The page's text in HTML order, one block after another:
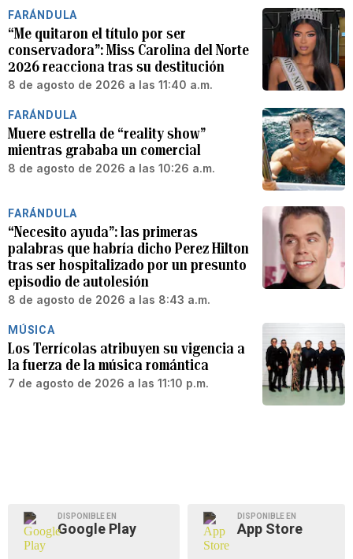
FARÁNDULA
“Me quitaron el título por ser
conservadora”: Miss Carolina del Norte
2026 reacciona tras su destitución
8 de agosto de 2026 a las 11:40 a.m.
FARÁNDULA
Muere estrella de “reality show”
mientras grababa un comercial
8 de agosto de 2026 a las 10:26 a.m.
FARÁNDULA
“Necesito ayuda”: las primeras
palabras que habría dicho Perez Hilton
tras ser hospitalizado por un presunto
episodio de autolesión
8 de agosto de 2026 a las 8:43 a.m.
MÚSICA
Los Terrícolas atribuyen su vigencia a
la fuerza de la música romántica
7 de agosto de 2026 a las 11:10 p.m.
DISPONIBLE EN
Google Play
DISPONIBLE EN
App Store